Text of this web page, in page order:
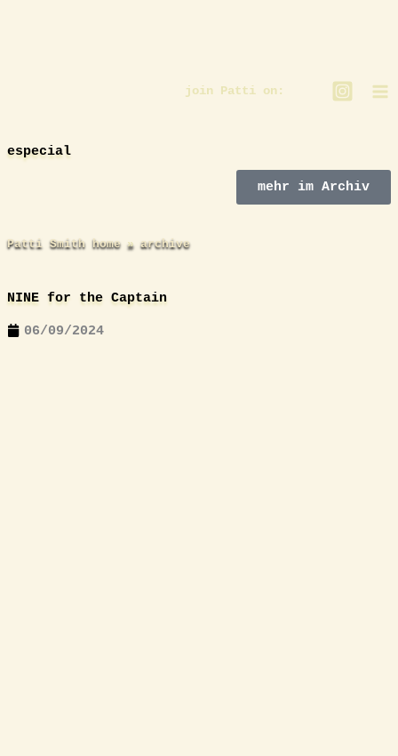
join Patti on:
especial
mehr im Archiv
Patti Smith home archive
NINE for the Captain
06/09/2024